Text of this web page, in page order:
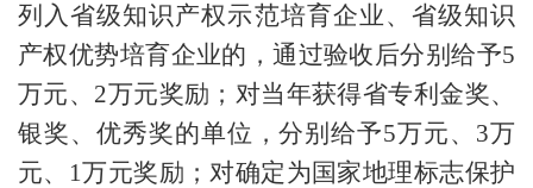
列入省级知识产权示范培育企业、省级知识
产权优势培育企业的，通过验收后分别给予5
万元、2万元奖励；对当年获得省专利金奖、
银奖、优秀奖的单位，分别给予5万元、3万
元、1万元奖励；对确定为国家地理标志保护